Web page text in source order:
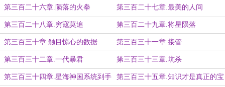
来？
第三百二十六章.陨落的火拳 第三百二十七章.最美的人间
第三百二十八章.穷寇莫追 第三百二十九章.将星陨落
第三百三十章.触目惊心的数据 第三百三十一章.接管
第三百三十二章.一代暴君 第三百三十三章.坑杀
第三百三十四章.星海神国系统到手 第三百三十五章.知识才是真正的宝